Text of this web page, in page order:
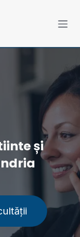
și